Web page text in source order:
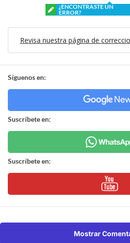
¿ENCONTRASTE UN
ERROR?
Revisa nuestra página de
Síguenos en:
Suscríbete en:
Suscríbete en:
Mostrar